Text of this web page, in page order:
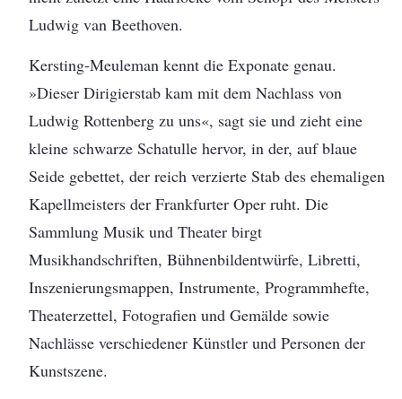
Ludwig van Beethoven.
Kersting-Meuleman kennt die Exponate genau.
»Dieser Dirigierstab kam mit dem Nachlass von
Ludwig Rottenberg zu uns«, sagt sie und zieht eine
kleine schwarze Schatulle hervor, in der, auf blaue
Seide gebettet, der reich verzierte Stab des ehemaligen
Kapellmeisters der Frankfurter Oper ruht. Die
Sammlung Musik und Theater birgt
Musikhandschriften, Bühnenbildentwürfe, Libretti,
Inszenierungsmappen, Instrumente, Programmhefte,
Theaterzettel, Fotografien und Gemälde sowie
Nachlässe verschiedener Künstler und Personen der
Kunstszene.